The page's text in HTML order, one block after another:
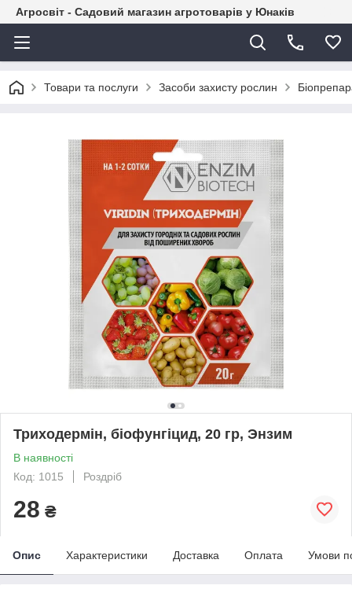
Агросвіт - Садовий магазин агротоварів у Юнаків
Товари та послуги Засоби захисту рослин
Триходермін, біофунгіцид, 20 гр, Энзим
В наявності
Код: 1015
Роздріб
28 ₴
Опис Характеристики Доставка Оплата Умови